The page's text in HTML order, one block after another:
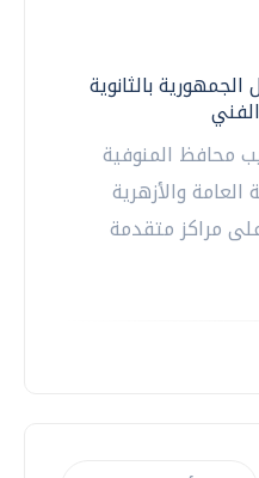
بالثانوية
محافظ المنوفية
والأزهرية
مراكز متقدمة